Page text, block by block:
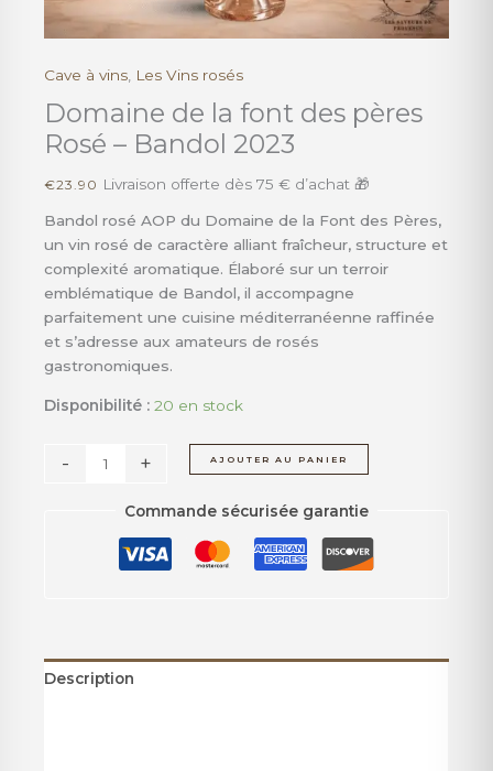
Cave à vins Les Vins rosés
Domaine de la font des pères
Rosé – Bandol 2023
€23.90 Livraison offerte dès 75 € d’achat 🎁
Bandol rosé AOP du Domaine de la Font des Pères,
un vin rosé de caractère alliant fraîcheur, structure et
complexité aromatique. Élaboré sur un terroir
emblématique de Bandol, il accompagne
parfaitement une cuisine méditerranéenne raffinée
et s’adresse aux amateurs de rosés
gastronomiques.
Disponibilité : 20 en stock
-
quantité
de
Domaine
de
des
pères
Rosé
-
Bandol
2023
+ AJOUTER AU PANIER
Commande sécurisée garantie
Description